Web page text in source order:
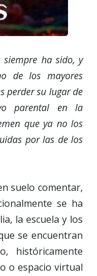
siempre ha sido, y
de los mayores
perder su lugar de
parental en la
que ya no los
por las de los
suelo comentar,
se ha
la escuela y los
se encuentran
históricamente
o espacio virtual